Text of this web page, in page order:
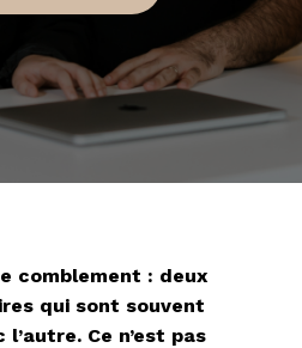
comblement : deux
qui sont souvent
Ce n’est pas